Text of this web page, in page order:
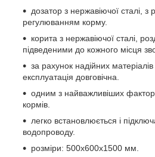
дозатор з нержавіючої сталі,
регулюванням корму.
корита з нержавіючої сталі,
підведеними до кожного місця
за рахунок надійних матеріалів
експлуатація довговічна.
одним з найважливіших
кормів.
легко встановлюється і
водопроводу.
розміри: 500х600х1500 мм.